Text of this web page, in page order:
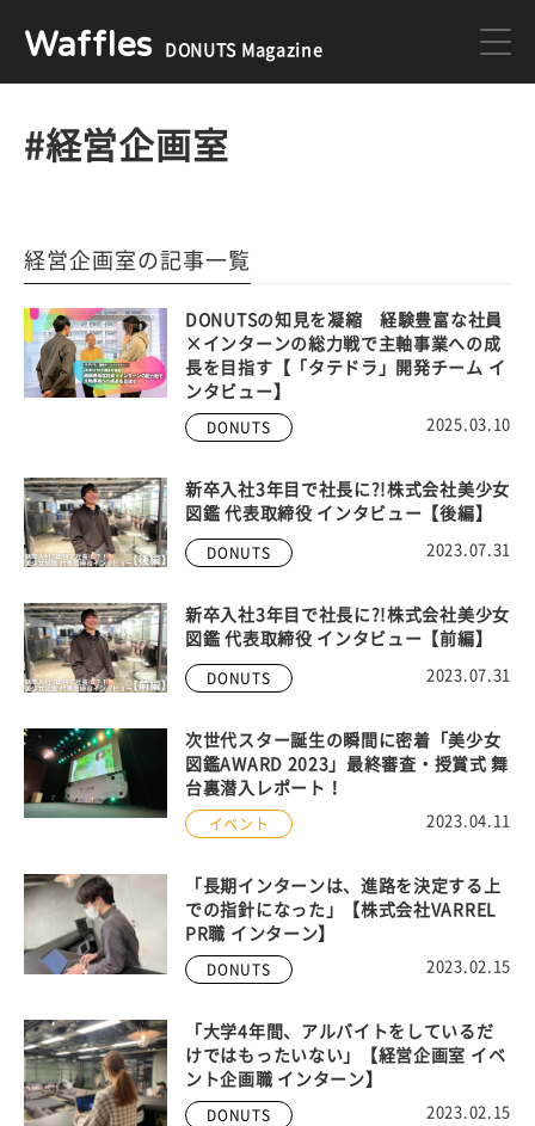
Waffles DONUTS Magazine
DONUTS
#経営企画室
経営企画室の記事一覧
DONUTS 2025.03.10
DONUTSの知見を凝縮 経験豊富な社員
×インターンの総力戦で主軸事業への成
長を目指す【「タテドラ」開発チーム イ
ンタビュー】
DONUTS 2023.07.31
新卒入社3年目で社長に?!株式会社美少女
図鑑 代表取締役 インタビュー【後編】
DONUTS 2023.07.31
新卒入社3年目で社長に?!株式会社美少女
図鑑 代表取締役 インタビュー【前編】
イベント 2023.04.11
次世代スター誕生の瞬間に密着「美少女
図鑑AWARD 2023」最終審査・授賞式 舞
台裏潜入レポート！
DONUTS 2023.02.15
「長期インターンは、進路を決定する上
での指針になった」【株式会社VARREL
PR職 インターン】
DONUTS 2023.02.15
「大学4年間、アルバイトをしているだ
けではもったいない」【経営企画室 イベ
ント企画職 インターン】